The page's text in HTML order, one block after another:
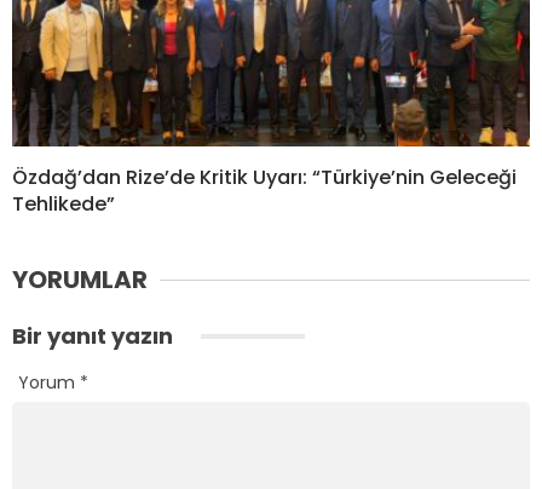
Özdağ’dan Rize’de Kritik Uyarı: “Türkiye’nin Geleceği
Tehlikede”
YORUMLAR
Bir yanıt yazın
Yorum *